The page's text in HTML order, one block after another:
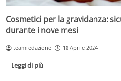
Cosmetici per la gravidanza:
durante i nove mesi
teamredazione 18 Aprile 2024
Leggi di più